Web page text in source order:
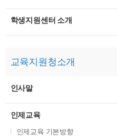
학생지원센터 소개
교육지원청소개
인사말
인제교육
인제교육 기본방향